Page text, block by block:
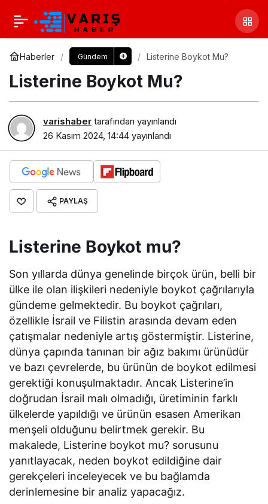
Haberler Gündem Listerine Boykot Mu?
Listerine Boykot Mu?
varishaber tarafından yayınlandı
26 Kasım 2024, 14:44 yayınlandı
PAYLAŞ
Listerine Boykot mu?
Son yıllarda dünya genelinde birçok ürün, belli bir
ülke ile olan ilişkileri nedeniyle boykot çağrılarıyla
gündeme gelmektedir. Bu boykot çağrıları,
özellikle İsrail ve Filistin arasında devam eden
çatışmalar nedeniyle artış göstermiştir. Listerine,
dünya çapında tanınan bir ağız bakımı ürünüdür
ve bazı çevrelerde, bu ürünün de boykot edilmesi
gerektiği konuşulmaktadır. Ancak Listerine’in
doğrudan İsrail malı olmadığı, üretiminin farklı
ülkelerde yapıldığı ve ürünün esasen Amerikan
menşeli olduğunu belirtmek gerekir. Bu
makalede, Listerine boykot mu? sorusunu
yanıtlayacak, neden boykot edildiğine dair
gerekçeleri inceleyecek ve bu bağlamda
derinlemesine bir analiz yapacağız.